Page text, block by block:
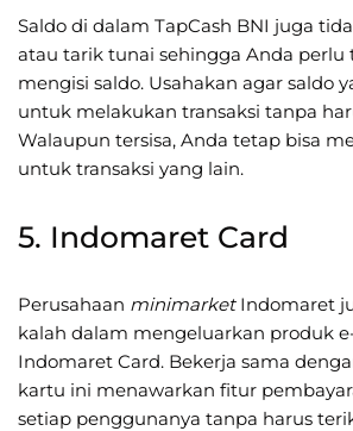
Saldo di dalam TapCash BNI juga
atau tarik tunai sehingga Anda perlu
mengisi saldo. Usahakan agar saldo
untuk melakukan transaksi tanpa
Walaupun tersisa, Anda tetap bisa
untuk transaksi yang lain.
5. Indomaret Card
Perusahaan minimarketIndomaret
kalah dalam mengeluarkan produk
Indomaret Card. Bekerja sama
kartu ini menawarkan fitur
setiap penggunanya tanpa harus